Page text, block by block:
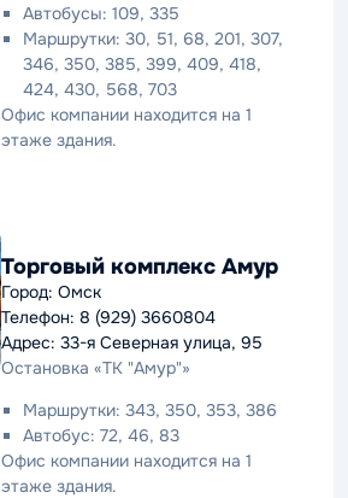
Автобусы: 109, 335
Маршрутки: 30, 51, 68, 201, 307,
346, 350, 385, 399, 409, 418,
424, 430, 568, 703
Офис компании находится на 1
этаже здания.
Торговый комплекс Амур
Город: Омск
Телефон: 8 (929) 3660804
Адрес: 33-я Северная улица, 95
Остановка «ТК "Амур"»
Маршрутки: 343, 350, 353, 386
Автобус: 72, 46, 83
Офис компании находится на 1
этаже здания.